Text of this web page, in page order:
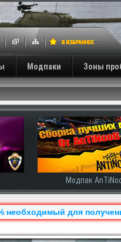
Модпаки Зоны
Модпак
необходимый для